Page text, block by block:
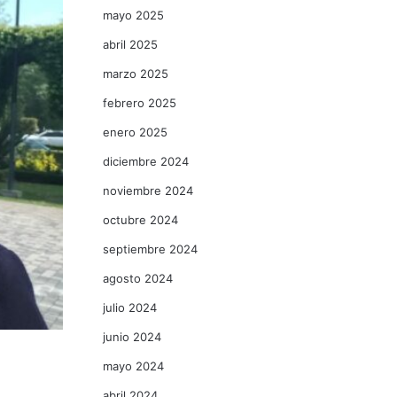
mayo 2025
abril 2025
marzo 2025
febrero 2025
enero 2025
diciembre 2024
noviembre 2024
octubre 2024
septiembre 2024
agosto 2024
julio 2024
junio 2024
mayo 2024